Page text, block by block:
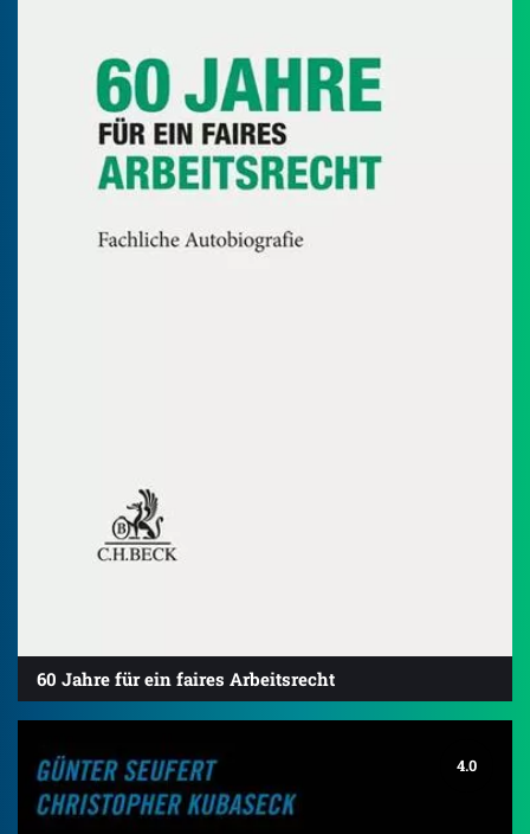
60 Jahre für ein faires Arbeitsrecht
4.0